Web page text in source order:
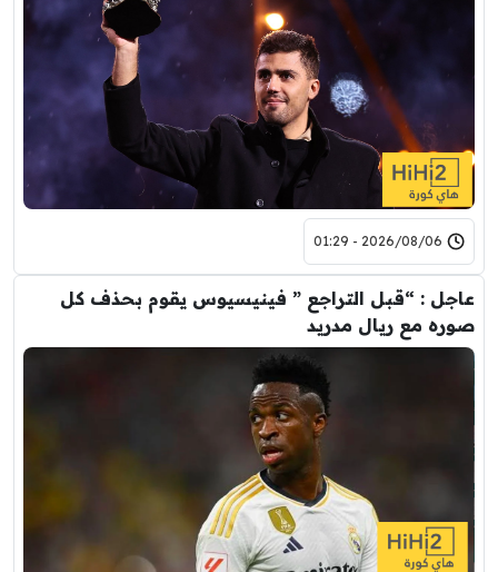
2026/08/06 - 01:29
عاجل : “قبل التراجع ” فينيسيوس يقوم بحذف كل
صوره مع ريال مدريد